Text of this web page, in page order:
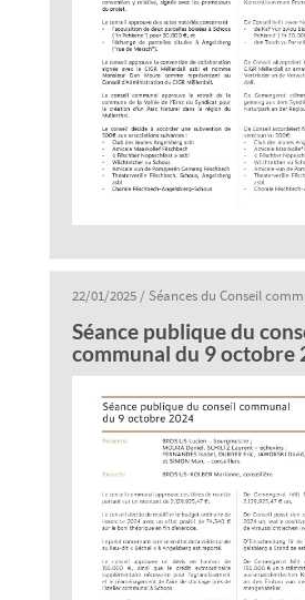
22/01/2025/ Séances du Conseil
Séance publique du
communal du 9 octobre